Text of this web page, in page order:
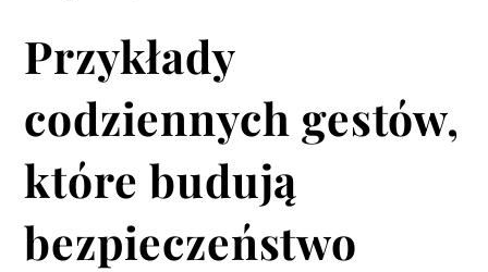
Przykłady
codziennych gestów,
które budują
bezpieczeństwo